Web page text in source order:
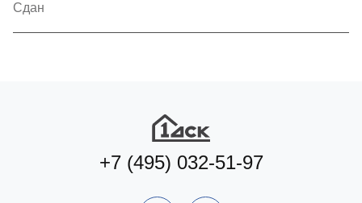
Сдан
+7 (495) 032-51-97